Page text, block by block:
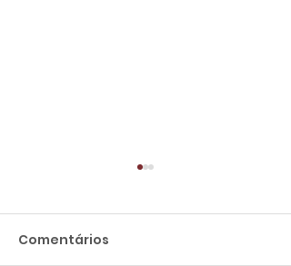
Comentários